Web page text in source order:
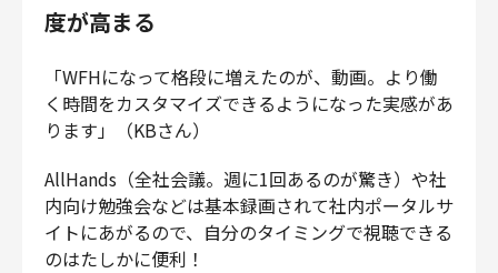
度が高まる
「WFHになって格段に増えたのが、動画。より働
く時間をカスタマイズできるようになった実感があ
ります」（KBさん）
AllHands（全社会議。週に1回あるのが驚き）や社
内向け勉強会などは基本録画されて社内ポータルサ
イトにあがるので、自分のタイミングで視聴できる
のはたしかに便利！